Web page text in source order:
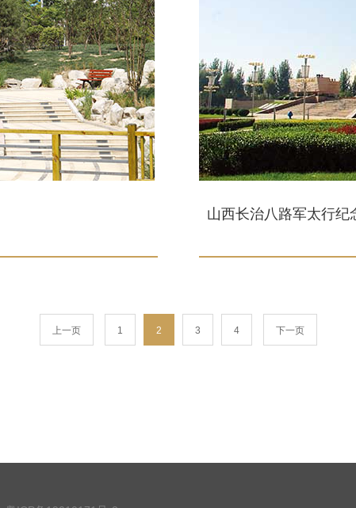
山西长治八路军太行纪
上一页 1 2 3 4 下一页